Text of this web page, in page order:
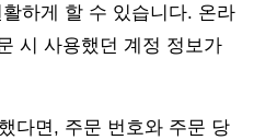
하게 할 수 있습니다. 온라
시 사용했던 계정 정보가
다면, 주문 번호와 주문 당